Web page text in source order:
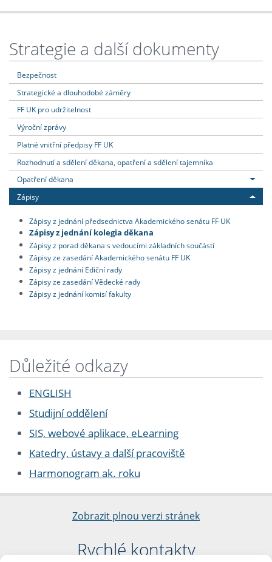
Strategie a další dokumenty
Bezpečnost
Strategické a dlouhodobé záměry
FF UK pro udržitelnost
Výroční zprávy
Platné vnitřní předpisy FF UK
Rozhodnutí a sdělení děkana, opatření a sdělení tajemníka
Opatření děkana
Zápisy
Zápisy z jednání předsednictva Akademického senátu FF UK
Zápisy z jednání kolegia děkana
Zápisy z porad děkana s vedoucími základních součástí
Zápisy ze zasedání Akademického senátu FF UK
Zápisy z jednání Ediční rady
Zápisy ze zasedání Vědecké rady
Zápisy z jednání komisí fakulty
Důležité odkazy
ENGLISH
Studijní oddělení
SIS, webové aplikace, eLearning
Katedry, ústavy a další pracoviště
Harmonogram ak. roku
Zobrazit plnou verzi stránek
Rychlé kontakty